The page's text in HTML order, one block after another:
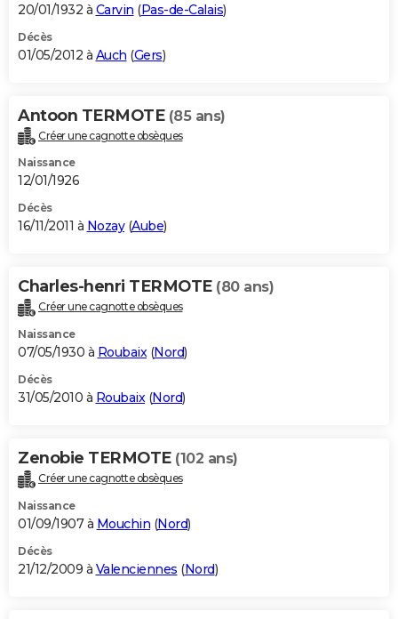
20/01/1932 à Carvin (Pas-de-Calais)
Décès
01/05/2012 à Auch (Gers)
Antoon TERMOTE (85 ans)
Créer une cagnotte obsèques
Naissance
12/01/1926
Décès
16/11/2011 à Nozay(Aube)
Charles-henri TERMOTE (80 ans)
Créer une cagnotte obsèques
Naissance
07/05/1930 à Roubaix(Nord)
Décès
31/05/2010 à Roubaix(Nord)
Zenobie TERMOTE (102 ans)
Créer une cagnotte obsèques
Naissance
01/09/1907 à Mouchin (Nord)
Décès
21/12/2009 à Valenciennes (Nord)